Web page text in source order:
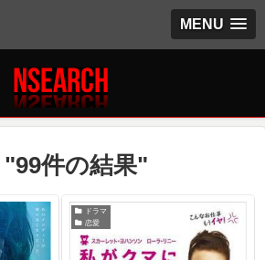
MENU
"99件の結果"
ドラマ
恋愛